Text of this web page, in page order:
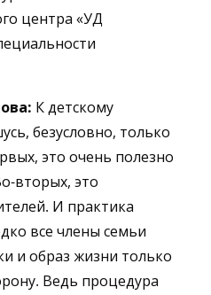
центра «УД
К детскому
безусловно, только
это очень полезно
вторых, это
И практика
все члены семьи
и образ жизни только
Ведь процедура